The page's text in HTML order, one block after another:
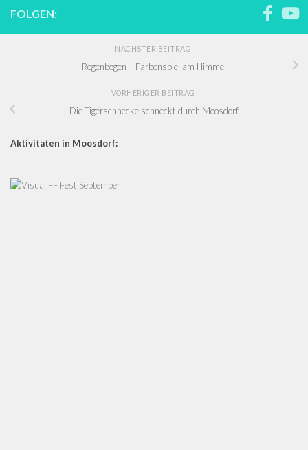
FOLGEN:
NÄCHSTER BEITRAG
Regenbogen – Farbenspiel am Himmel
VORHERIGER BEITRAG
Die Tigerschnecke schneckt durch Moosdorf
Aktivitäten in Moosdorf: